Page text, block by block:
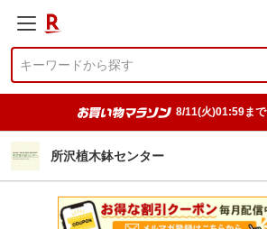
8/11(火)01:59まで
所沢植木鉢センター